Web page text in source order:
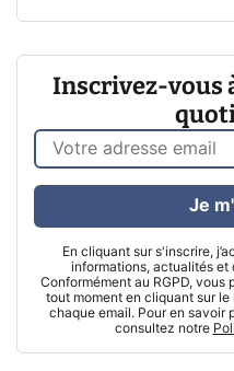
Inscrivez-vous
En cliquant sur s'inscrire,
informations, actualités et
Conformément au RGPD,
tout moment en cliquant sur
chaque email. Pour en savoir
consultez notre
Je